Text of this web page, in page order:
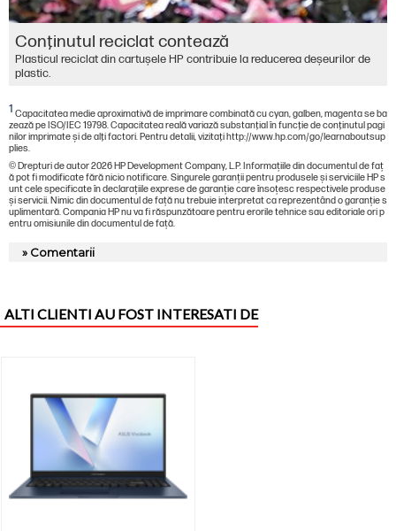
Conţinutul reciclat contează
Plasticul reciclat din cartușele HP contribuie la reducerea deșeurilor de
plastic.
1 Capacitatea medie aproximativă de imprimare combinată cu cyan, galben, magenta se ba
zează pe ISO/IEC 19798. Capacitatea reală variază substanţial în funcţie de conţinutul pagi
nilor imprimate şi de alţi factori. Pentru detalii, vizitaţi http://www.hp.com/go/learnaboutsup
plies.
© Drepturi de autor 2026 HP Development Company, L.P. Informațiile din documentul de faț
ă pot fi modificate fără nicio notificare. Singurele garanții pentru produsele și serviciile HP s
unt cele specificate în declarațiile exprese de garanție care însoțesc respectivele produse
și servicii. Nimic din documentul de față nu trebuie interpretat ca reprezentând o garanție s
uplimentară. Compania HP nu va fi răspunzătoare pentru erorile tehnice sau editoriale ori p
entru omisiunile din documentul de față.
» Comentarii
ALTI CLIENTI AU FOST INTERESATI DE